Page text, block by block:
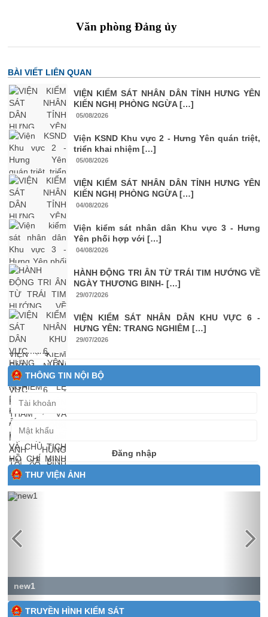
Văn phòng Đảng ủy
BÀI VIẾT LIÊN QUAN
VIỆN KIỂM SÁT NHÂN DÂN TỈNH HƯNG YÊN
KIẾN NGHỊ PHÒNG NGỪA […]
05/08/2026
Viện KSND Khu vực 2 - Hưng Yên quán triệt,
triển khai nhiệm […]
05/08/2026
VIỆN KIỂM SÁT NHÂN DÂN TỈNH HƯNG YÊN
KIẾN NGHỊ PHÒNG NGỪA […]
04/08/2026
Viện kiểm sát nhân dân Khu vực 3 - Hưng
Yên phối hợp với […]
04/08/2026
HÀNH ĐỘNG TRI ÂN TỪ TRÁI TIM HƯỚNG VỀ
NGÀY THƯƠNG BINH- […]
29/07/2026
VIỆN KIỂM SÁT NHÂN DÂN KHU VỰC 6 -
HƯNG YÊN: TRANG NGHIÊM […]
29/07/2026
THÔNG TIN NỘI BỘ
Đăng nhập
THƯ VIỆN ẢNH
new1
Previous
TRUYỀN HÌNH KIỂM SÁT